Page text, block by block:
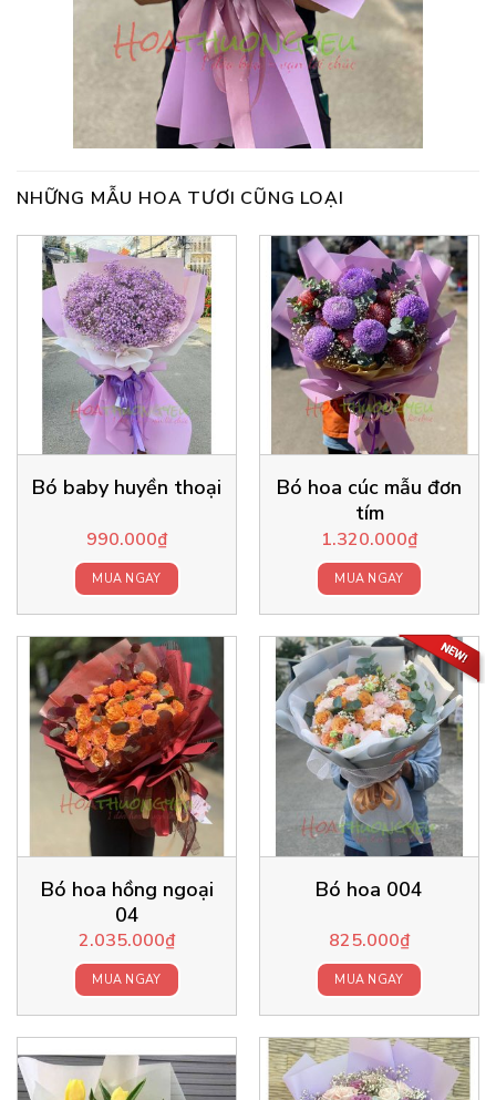
NHỮNG MẪU HOA TƯƠI CŨNG LOẠI
Bó baby huyền thoại
990.000₫
MUA NGAY
Bó hoa cúc mẫu đơn
tím
1.320.000₫
MUA NGAY
Bó hoa hồng ngoại
04
2.035.000₫
MUA NGAY
Bó hoa 004
825.000₫
MUA NGAY